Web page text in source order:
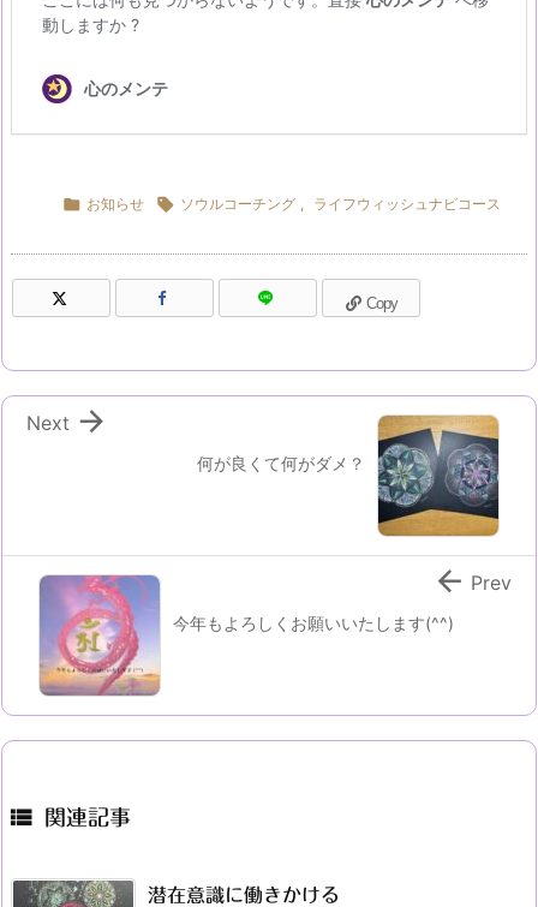
 お知らせ  ソウルコーチング ライフウィッシュナビコース
Copy
何が良くて何がダメ？

Next
今年もよろしくお願いいたします(^^)
 Prev
 関連記事
潜在意識に働きかける